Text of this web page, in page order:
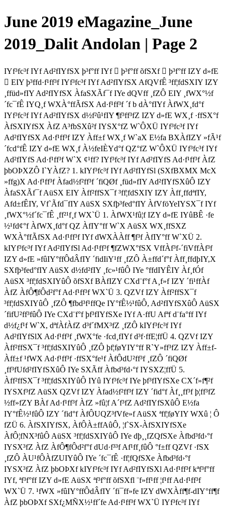
June 2019 eMagazine_June
2019_Dalit Andolan | Page 2
IYf³fc³f IYf Ad²fIYfSX þ³f°ff IYf  þ³f°ff õfSXf  þ³f°ff IZY d»fE
 EIY þ³ffd·f¹ff³f IYf³fc³f IYf Ad²fIYfSX AfQVfÊ ³ff¦fdSXIY IZY
¸ffüd»fIY Ad²fIYfSX ÀfaSXÃf¯f IYe dQVff ¸fZÔ EIY ¸fWX°½f
´fc¯fÊ IYQ¸f WXÀ°ffÃfSX Ad·f¹ff³f ´f b dÀ°fIYf ÀfWX¸fd°f
IYf³fc³f IYf Ad²fIYfSX d½f²û¹fIY ¶f³ff³fZ IZY d»fE WX¸f ·ffSX°f
ÀfSXIYfSX ÀfZ A³fbSXû²f IYSX°fZ W`ÔXÜ IYf³fc³f IYf
Ad²fIYfSX Ad·f¹ff³f IZY Àff±f WX¸f W`aX E½fa BXÀfIZY »fÃ¹f
´fcd°fÊ IZY d»fE WX¸f À½feIÈYd°f QZ°fZ W`ÔXÜ IYf³fc³f IYf
Ad²fIYfS Ad·f¹ff³f W`X ¢¹ff? IYf³fc³f IYf Ad²fIYfS Ad·f¹ff³f ÀfZ
þbOÞXZÔ I`YÀfZ? 1. kIYf³fc³f IYf Ad²fIYfSl (SXfBXMX McX
»ffg)X Ad·f¹ff³f Àfad½f²ff³f ´fiQØf ¸füd»fIY Ad²fIYfSXûÔ IZY
ÀfaSXÃf¯f AüSX EIY Àff²ffSX¯f ³ff¦fdSXIY IZY Àff¸ffdªfIY,
Afd±fÊIY, Vf`Ãfd¯fIY AüSX SXfþ³fed°fIY ÀfVföYeIYSX¯f IYf
¸fWX°½f´fc¯fÊ ¸ff²¹f¸f WX`Ü 1. ÀfWX¹fû¦f IZY d»fE IYûBÊ ·fe
½¹fd¢°f ÀfWX¸fd°f QZ ÀfIY°ff W`X AüSX WX¸ffSXZ
WXÀ°ffÃfSX Ad·f¹ff³f IYf dWXÀÀff ¶f³f ÀfIY°ff W`XÜ 2.
kIYf³fc³f IYf Ad²fIYfSl Ad·f¹ff³f ¶fZWX°fSX VffÀf³f-´fiVffÀf³f
IZY d»fE »fûIY°ffÔdÂfIY ´fidIiY¹ff ¸fZÔ À±ffd´f°f Àff¸ffdþIY,X
SXfþ³fed°fIY AüSX d½fd²fIY ¸fc»¹fûÔ IYe °ffdIYÊIY Àf¸fÓf
AüSX ³ff¦fdSXIYûÔ õfSXf BÀfIZY CXd¨f°f A¸f»f IZY ´fi¹ffÀf
ÀfZ ÀfÔ¶fÔd²f°f Ad·f¹ff³f WX`Ü 3. QZVf IZY Àff²ffSX¯f
³ff¦fdSXIYûÔ ¸fZÔ ¶fbd³f¹ffQe IY°fÊ½¹fûÔ, Ad²fIYfSXûÔ AüSX
´fifU²ff³fûÔ IYe CXd¨f°f þf³fIYfSXe IYf A·ffU Afªf d¨fa°ff IYf
d½f¿f¹f W`X, dªfÀfÀfZ d³f´fMX³fZ ¸fZÔ kIYf³fc³f IYf
Ad²fIYfSlX Ad·f¹ff³f ¸fWX°fe ·fcd¸fIYf d³f·ffE¦ffÜ 4. QZVf IZY
Àff²ffSX¯f ³ff¦fdSXIYûÔ ¸fZÔ þf¦føYIY°ff R`Y»ff³fZ IZY Àff±f-
Àff±f ¹fWX Ad·f¹ff³f ·ffSX°fe¹f ÀfÔdU²ff³f ¸fZÔ ´fiQØf
¸ff³fUfd²fIYfSXûÔ IYe SXÃff Àfbd³fd›°f IYSXZ¦ffÜ 5.
Àff²ffSX¯f ³ff¦fdSXIYûÔ IYû IYf³fc³f IYe þf³fIYfSXe CX´f»f¶²f
IYSXf³fZ AüSX QZVf IZY Àfad½f²ff³f IZY ´fid°f Àf¸¸ff³f þ¦ff³fZ
½ff»fZY BÀf Ad·f¹ff³f ÀfZ »fû¦f A´f³fZ Ad²fIYfSXûÔ E½fa
IY°fÊ½¹fûÔ IZY ´fid°f ÀfÔUQZ³fVfe»f AüSX ªff¦føYIY WXû ¦ Ô
fZÜ 6. ÀfSXIYfSX, ÀfÔÀ±ffAûÔ, ¦f`SX-ÀfSXIYfSXe
ÀfÔ¦fNX³fûÔ AüSX ³ff¦fdSXIYûÔ IYe dþ¸¸fZQfSXe Àfbd³fd›°f
IYSX³fZ ÀfZ ÀfÔ¶fÔd²f°f dUd·f³³f Af¹ff¸fûÔ °f±ff QZVf ·fSX
¸fZÔ ÀU¹fÔÀfZUIYûÔ IYe ´fc¯fÊ ·ff¦fQfSXe Àfbd³fd›°f
IYSX³fZ ÀfZ þbOÞXf kIYf³fc³f IYf Ad²fIYfSXl Ad·f¹ff³f kªf³f°ff
IYf, ªf³f°ff IZY d»fE AüSX ªf³f°ff õfSXfl ¨f»ff¹ff ¦f¹ff Ad·f¹ff³f
WX`Ü 7. ¹fWX »fûIY°ffÔdÂfIY ´fi¯ff»fe IZY dWXÀff¶f-dIY°ff¶f
ÀfZ þbOÞXf SXf¿MÑX½¹ff´fe Ad·f¹ff³f WX`Ü IYf³fc³f IYf